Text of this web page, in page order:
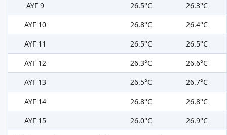
ΑΥΓ 9
26.5°C
26.3°C
ΑΥΓ 10
26.8°C
26.4°C
ΑΥΓ 11
26.5°C
26.5°C
ΑΥΓ 12
26.3°C
26.6°C
ΑΥΓ 13
26.5°C
26.7°C
ΑΥΓ 14
26.8°C
26.8°C
ΑΥΓ 15
26.0°C 26.9°C